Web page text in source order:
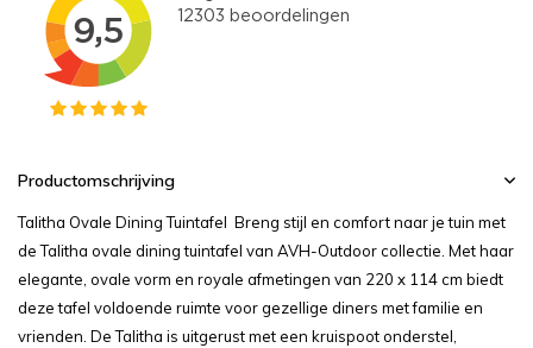
Productomschrijving
Talitha Ovale Dining Tuintafel Breng stijl en comfort naar je tuin met
de Talitha ovale dining tuintafel van AVH-Outdoor collectie. Met haar
elegante, ovale vorm en royale afmetingen van 220 x 114 cm biedt
deze tafel voldoende ruimte voor gezellige diners met familie en
vrienden. De Talitha is uitgerust met een kruispoot onderstel,